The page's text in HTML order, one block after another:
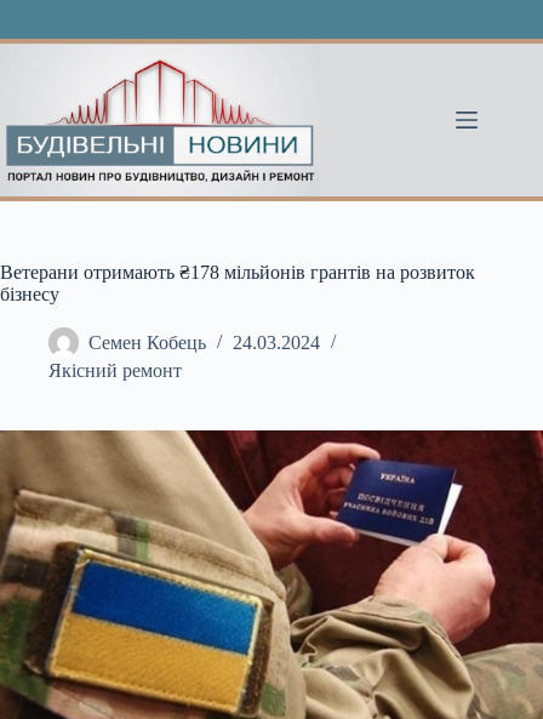
Ветерани отримають ₴178 мільйонів грантів на розвиток
бізнесу
Семен Кобець
24.03.2024
Якісний ремонт